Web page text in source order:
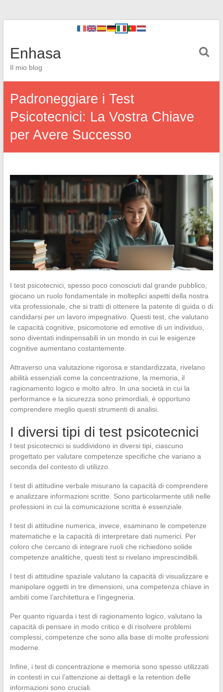
Enhasa
Il mio blog
Padroneggiare i Test
Psicotecnici: La Vostra Chiave
per Avere Successo
I test psicotecnici, spesso poco conosciuti dal grande pubblico,
giocano un ruolo fondamentale in molteplici aspetti della nostra
vita professionale, che si tratti di ottenere la patente di guida o di
candidarsi per un lavoro impegnativo. Questi test, che valutano
le capacità cognitive, psicomotorie ed emotive di un individuo,
sono diventati indispensabili in un mondo in cui le esigenze
cognitive aumentano costantemente.
Attraverso una valutazione rigorosa e standardizzata, rivelano
abilità essenziali come la concentrazione, la memoria, il
ragionamento logico e molto altro. In una società in cui la
performance e la sicurezza sono primordiali, è opportuno
comprendere meglio questi strumenti di analisi.
I diversi tipi di test psicotecnici
I test psicotecnici si suddividono in diversi tipi, ciascuno
progettato per valutare competenze specifiche che variano a
seconda del contesto di utilizzo.
I test di attitudine verbale misurano la capacità di comprendere
e analizzare informazioni scritte. Sono particolarmente utili nelle
professioni in cui la comunicazione scritta è essenziale.
I test di attitudine numerica, invece, esaminano le competenze
matematiche e la capacità di interpretare dati numerici. Per
coloro che cercano di integrare ruoli che richiedono solide
competenze analitiche, questi test si rivelano imprescindibili.
I test di attitudine spaziale valutano la capacità di visualizzare e
manipolare oggetti in tre dimensioni, una competenza chiave in
ambiti come l’architettura e l’ingegneria.
Per quanto riguarda i test di ragionamento logico, valutano la
capacità di pensare in modo critico e di risolvere problemi
complessi, competenze che sono alla base di molte professioni
moderne.
Infine, i test di concentrazione e memoria sono spesso utilizzati
in contesti in cui l’attenzione ai dettagli e la retention delle
informazioni sono cruciali.